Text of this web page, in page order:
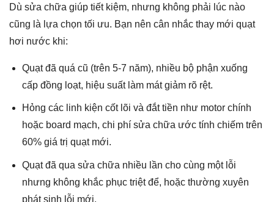
Dù sửa chữa giúp tiết kiệm, nhưng không phải lúc nào
cũng là lựa chọn tối ưu. Bạn nên cân nhắc thay mới quạt
hơi nước khi:
Quạt đã quá cũ (trên 5-7 năm), nhiều bộ phận xuống
cấp đồng loạt, hiệu suất làm mát giảm rõ rệt.
Hỏng các linh kiện cốt lõi và đắt tiền như motor chính
hoặc board mạch, chi phí sửa chữa ước tính chiếm trên
60% giá trị quạt mới.
Quạt đã qua sửa chữa nhiều lần cho cùng một lỗi
nhưng không khắc phục triệt để, hoặc thường xuyên
phát sinh lỗi mới.